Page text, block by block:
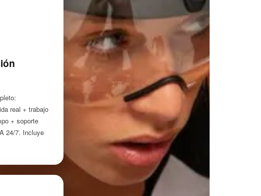
real + trabajo
+ soporte
24/7. Incluye